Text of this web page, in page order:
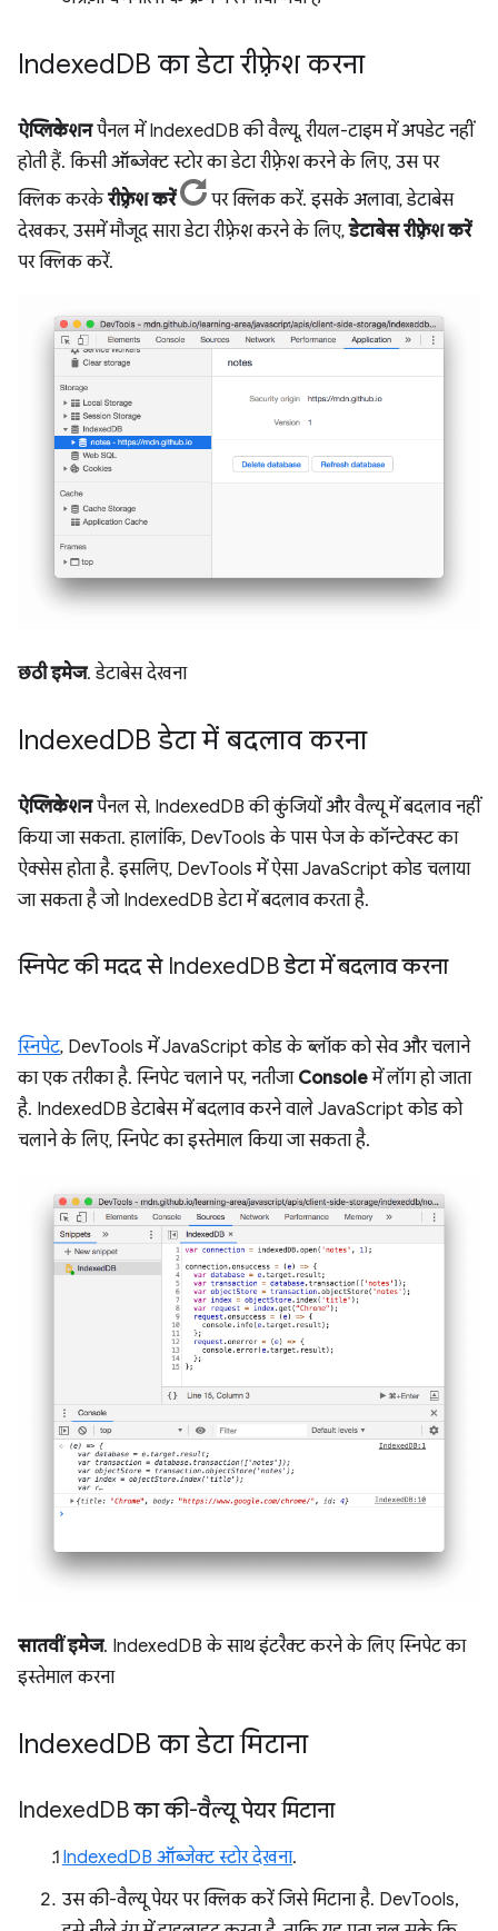
IndexedDB का डेटा रीफ़्रेश करना
ऐप्लिकेशनपैनल में IndexedDB की वैल्यू, रीयल-टाइम में अपडेट नहीं
होती हैं. किसी ऑब्जेक्ट स्टोर का डेटा रीफ़्रेश करने के लिए, उस पर
क्लिक करकेरीफ़्रेश करें
पर क्लिक करें. इसके अलावा, डेटाबेस
देखकर, उसमें मौजूद सारा डेटा रीफ़्रेश करने के लिए,डेटाबेस रीफ़्रेश करें
पर क्लिक करें.
छठी इमेज. डेटाबेस देखना
IndexedDB डेटा में बदलाव करना
ऐप्लिकेशनपैनल से, IndexedDB की कुंजियों और वैल्यू में बदलाव नहीं
किया जा सकता. हालांकि, DevTools के पास पेज के कॉन्टेक्स्ट का
ऐक्सेस होता है. इसलिए, DevTools में ऐसा JavaScript कोड चलाया
जा सकता है जो IndexedDB डेटा में बदलाव करता है.
स्निपेट की मदद से IndexedDB डेटा में बदलाव करना
स्निपेट, DevTools में JavaScript कोड के ब्लॉक को सेव और चलाने
का एक तरीका है. स्निपेट चलाने पर, नतीजा Consoleमें लॉग हो जाता
है. IndexedDB डेटाबेस में बदलाव करने वाले JavaScript कोड को
चलाने के लिए, स्निपेट का इस्तेमाल किया जा सकता है.
सातवीं इमेज. IndexedDB के साथ इंटरैक्ट करने के लिए स्निपेट का
इस्तेमाल करना
IndexedDB का डेटा मिटाना
IndexedDB का की-वैल्यू पेयर मिटाना
IndexedDB ऑब्जेक्ट स्टोर देखना.
उस की-वैल्यू पेयर पर क्लिक करें जिसे मिटाना है. DevTools,